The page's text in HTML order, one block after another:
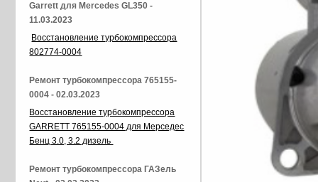
Garrett для Mercedes GL350 -
11.03.2023
Восстановление турбокомпрессора
802774-0004
Ремонт турбокомпрессора 765155-
0004 - 02.03.2023
Восстановление турбокомпрессора
GARRETT 765155-0004 для Мерседес
Бенц 3.0, 3.2 дизель
Ремонт турбокомпрессора ГАЗель